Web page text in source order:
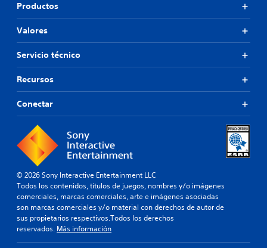
Productos
Valores
Servicio técnico
Recursos
Conectar
© 2026 Sony Interactive Entertainment LLC
Todos los contenidos, títulos de juegos, nombres y/o imágenes
comerciales, marcas comerciales, arte e imágenes asociadas
son marcas comerciales y/o material con derechos de autor de
sus propietarios respectivos.Todos los derechos
reservados. Más información